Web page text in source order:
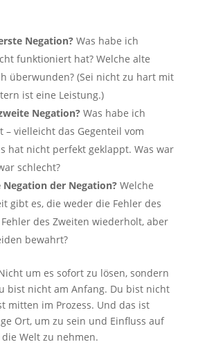
Negation?Was habe ich
funktioniert hat? Welche alte
überwunden? (Sei nicht zu hart mit
ist eine Leistung.)
Negation?Was habe ich
– vielleicht das Gegenteil vom
hat nicht perfekt geklappt. Was war
schlecht?
Negation der Negation?Welche
gibt es, die weder die Fehler des
des Zweiten wiederholt, aber
bewahrt?
um es sofort zu lösen, sondern
bist nicht am Anfang. Du bist nicht
mitten im Prozess. Und das ist
Ort, um zu sein und Einfluss auf
Welt zu nehmen.